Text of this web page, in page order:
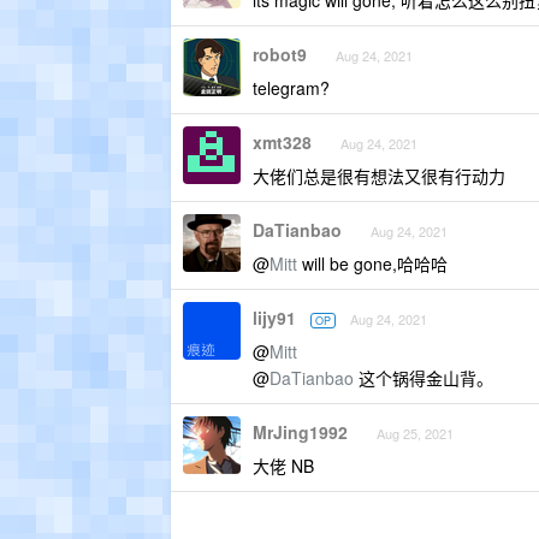
robot9 Aug 24, 2021
telegram?
xmt328 Aug 24, 2021
大佬们总是很有想法又很有行动力
DaTianbao Aug 24, 2021
@Mitt will be gone,哈哈哈
lijy91 OP Aug 24, 2021
@Mitt
@DaTianbao 这个锅得金山背。
MrJing1992 Aug 25, 2021
大佬 NB